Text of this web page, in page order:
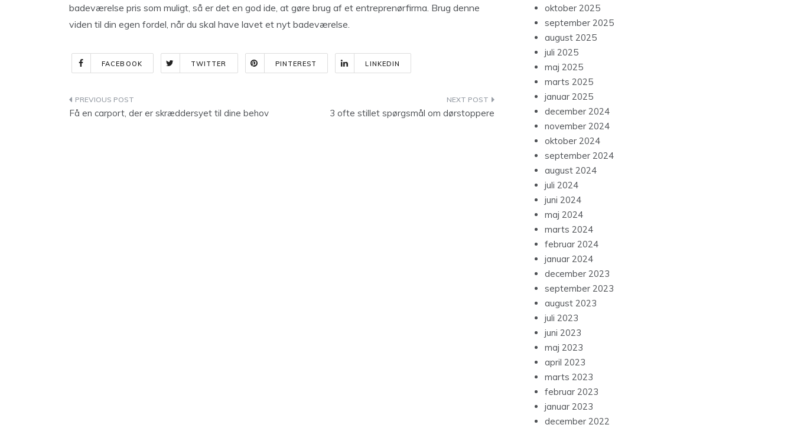
badeværelse pris som muligt, så er det en god ide, at gøre brug af et entreprenørfirma. Brug denne
viden til din egen fordel, når du skal have lavet et nyt badeværelse.
FACEBOOK TWITTER PINTEREST LINKEDIN
Indlægsnavigation
Få en carport, der er skræddersyet til dine behov 3 ofte stillet spørgsmål om dørstoppere
oktober 2025
september 2025
august 2025
juli 2025
maj 2025
marts 2025
januar 2025
december 2024
november 2024
oktober 2024
september 2024
august 2024
juli 2024
juni 2024
maj 2024
marts 2024
februar 2024
januar 2024
december 2023
september 2023
august 2023
juli 2023
juni 2023
maj 2023
april 2023
marts 2023
februar 2023
januar 2023
december 2022